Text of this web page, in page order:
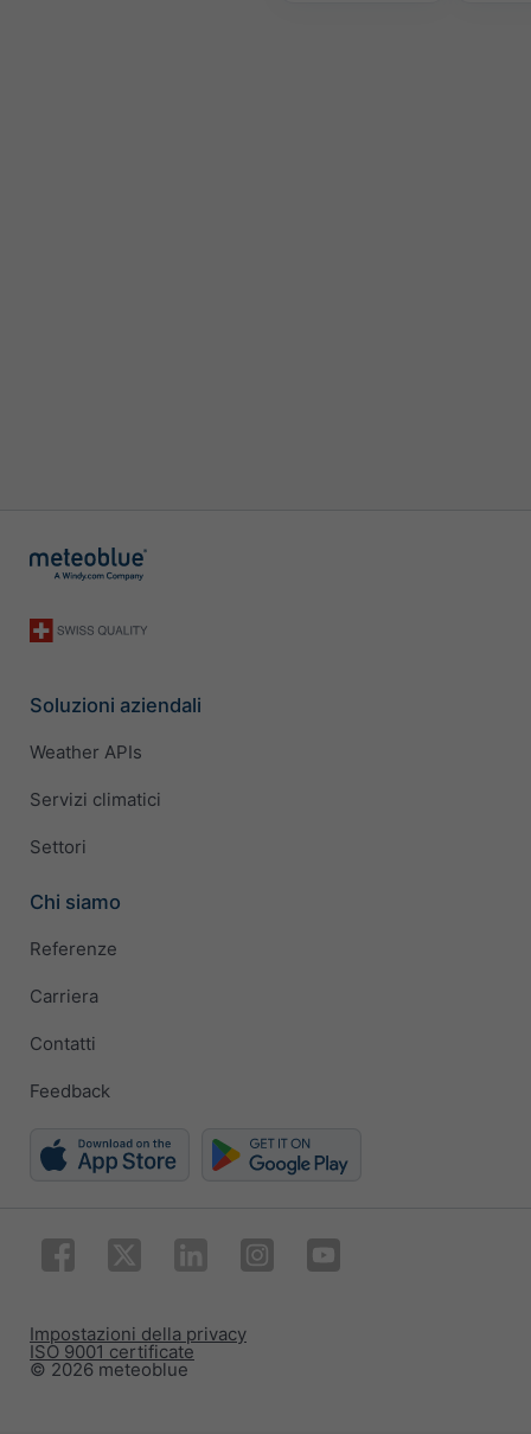
Soluzioni aziendali
Weather APIs
Servizi climatici
Settori
Chi siamo
Referenze
Carriera
Contatti
Feedback
© 2026 meteoblue
ISO 9001 certificate
Impostazioni della privacy